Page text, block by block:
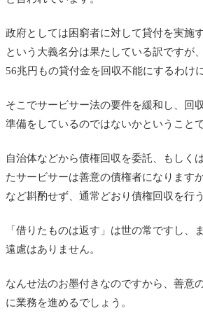
政府としては困窮者に対して貸付を実施
という大義名分は果たしている訳ですが
56兆円もの貸付金を回収不能にするわけ
そこでサービサー法の要件を緩和し、回
準備をしているのではないかということで
自治体などから債権回収を委託、もしく
たサービサーは善意の債権者になります
など斟酌せず、通常どおり債権回収を行
「借りたものは返す」は世の常ですし、
遠慮はありません。
なんせ法のお墨付きなのですから、善意
に業務を進めるでしょう。